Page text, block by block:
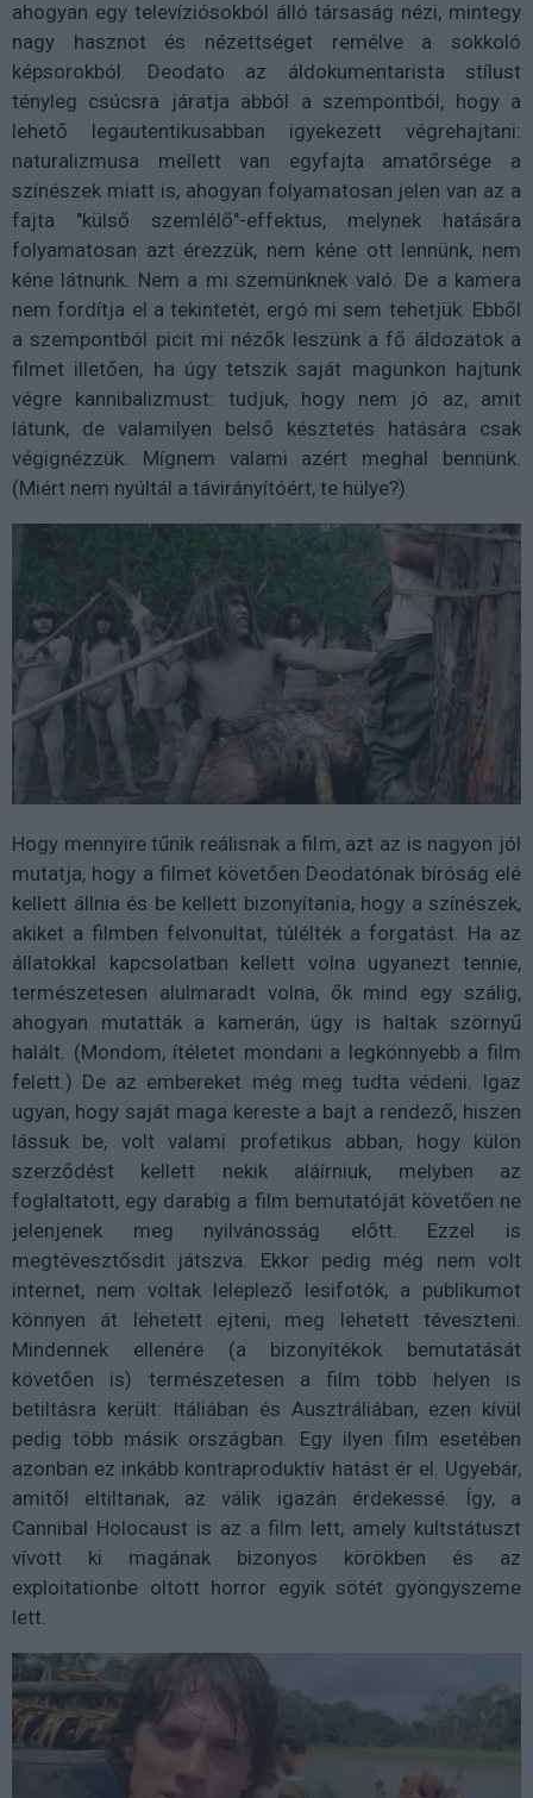
ahogyan egy televíziósokból álló társaság nézi, mintegy
nagy hasznot és nézettséget remélve a sokkoló
képsorokból. Deodato az áldokumentarista stílust
tényleg csúcsra járatja abból a szempontból, hogy a
lehető legautentikusabban igyekezett végrehajtani:
naturalizmusa mellett van egyfajta amatőrsége a
színészek miatt is, ahogyan folyamatosan jelen van az a
fajta "külső szemlélő"-effektus, melynek hatására
folyamatosan azt érezzük, nem kéne ott lennünk, nem
kéne látnunk. Nem a mi szemünknek való. De a kamera
nem fordítja el a tekintetét, ergó mi sem tehetjük. Ebből
a szempontból picit mi nézők leszünk a fő áldozatok a
filmet illetően, ha úgy tetszik saját magunkon hajtunk
végre kannibalizmust: tudjuk, hogy nem jó az, amit
látunk, de valamilyen belső késztetés hatására csak
végignézzük. Mígnem valami azért meghal bennünk.
(Miért nem nyúltál a távirányítóért, te hülye?)
Hogy mennyire tűnik reálisnak a film, azt az is nagyon jól
mutatja, hogy a filmet követően Deodatónak bíróság elé
kellett állnia és be kellett bizonyítania, hogy a színészek,
akiket a filmben felvonultat, túlélték a forgatást. Ha az
állatokkal kapcsolatban kellett volna ugyanezt tennie,
természetesen alulmaradt volna, ők mind egy szálig,
ahogyan mutatták a kamerán, úgy is haltak szörnyű
halált. (Mondom, ítéletet mondani a legkönnyebb a film
felett.) De az embereket még meg tudta védeni. Igaz
ugyan, hogy saját maga kereste a bajt a rendező, hiszen
lássuk be, volt valami profetikus abban, hogy külön
szerződést kellett nekik aláírniuk, melyben az
foglaltatott, egy darabig a film bemutatóját követően ne
jelenjenek meg nyilvánosság előtt. Ezzel is
megtévesztősdit játszva. Ekkor pedig még nem volt
internet, nem voltak leleplező lesifotók, a publikumot
könnyen át lehetett ejteni, meg lehetett téveszteni.
Mindennek ellenére (a bizonyítékok bemutatását
követően is) természetesen a film több helyen is
betiltásra került: Itáliában és Ausztráliában, ezen kívül
pedig több másik országban. Egy ilyen film esetében
azonban ez inkább kontraproduktív hatást ér el. Ugyebár,
amitől eltiltanak, az válik igazán érdekessé. Így, a
Cannibal Holocaust is az a film lett, amely kultstátuszt
vívott ki magának bizonyos körökben és az
exploitationbe oltott horror egyik sötét gyöngyszeme
lett.